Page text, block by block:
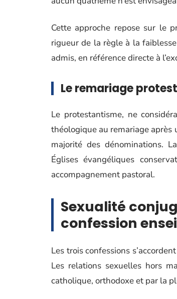
Cette approche repose sur le
rigueur de la règle à la
admis, en référence directe à
Le remariage
Le protestantisme, ne
théologique au remariage après
majorité des dénominations.
Églises évangéliques
accompagnement pastoral.
Sexualité
confession
Les trois confessions
Les relations sexuelles hors
catholique, orthodoxe et par la